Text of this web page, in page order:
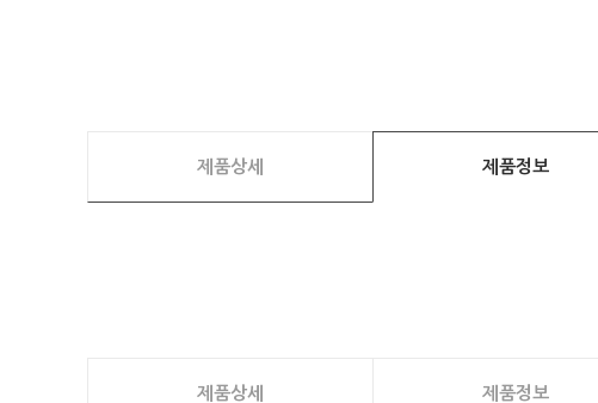
제품상세 제품정보
제품상세 제품정보